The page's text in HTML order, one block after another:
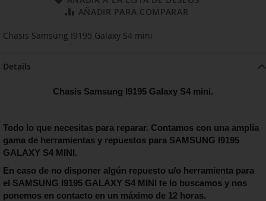
AÑADIR PARA COMPARAR
Chasis Samsung I9195 Galaxy S4 mini
Details
Chasis Samsung I9195 Galaxy S4 mini.
Todo lo que necesitas para reparar. Contamos con una amplia
gama de herramientas y repuestos para SAMSUNG I9195
GALAXY S4 MINI.
En caso de no disponer algún repuesto u/o herramienta para
el SAMSUNG I9195 GALAXY S4 MINI te lo buscamos y nos
ponemos en contacto en un máximo de 12 horas.